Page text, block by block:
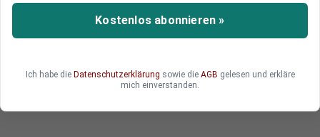
Die weltweit drittgrößte Werbeagentur Publicis
Digitalgeschäft des französischen Konzerns
Kostenlos abonnieren »
Ich habe die Datenschutzerklärung sowie die AGB gelesen und erkläre
mich einverstanden.